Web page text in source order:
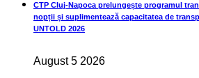
CTP Cluj-Napoca prelungește programul
nopții și suplimentează capacitatea de
UNTOLD 2026
August 5 2026